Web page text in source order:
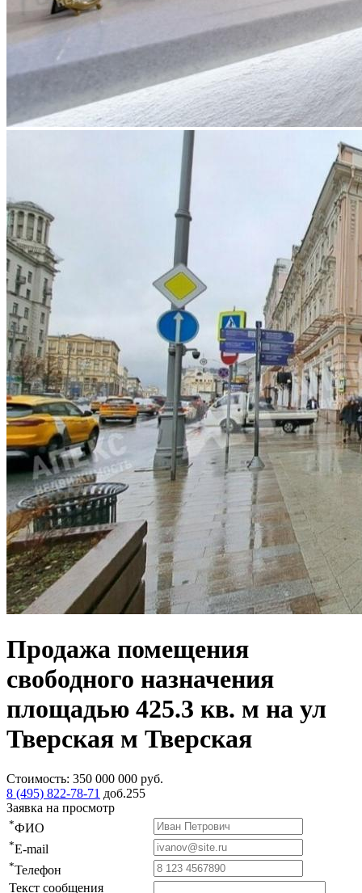
Продажа помещения
свободного назначения
площадью 425.3 кв. м на ул
Тверская м Тверская
Стоимость: 350 000 000 руб.
8 (495) 822-78-71 доб.255
Заявка на просмотр
*ФИО
*E-mail
*Телефон
Текст сообщения